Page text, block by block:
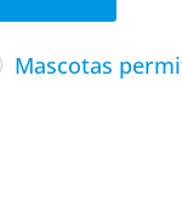
Mascotas